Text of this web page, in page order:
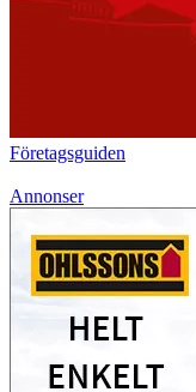
Företagsguiden
Annonser